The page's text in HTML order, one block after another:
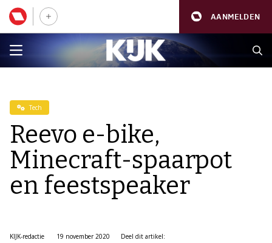
AANMELDEN
Tech
Reevo e-bike,
Minecraft-spaarpot
en feestspeaker
KIJK-redactie
19 november 2020
Deel dit artikel: